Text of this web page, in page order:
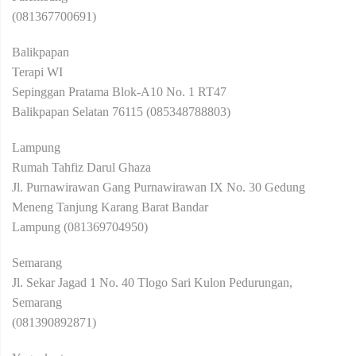
(081367700691)
Balikpapan
Terapi WI
Sepinggan Pratama Blok-A10 No. 1 RT47
Balikpapan Selatan 76115 (085348788803)
Lampung
Rumah Tahfiz Darul Ghaza
Jl. Purnawirawan Gang Purnawirawan IX No. 30 Gedung
Meneng Tanjung Karang Barat Bandar
Lampung (081369704950)
Semarang
Jl. Sekar Jagad 1 No. 40 Tlogo Sari Kulon Pedurungan,
Semarang
(081390892871)